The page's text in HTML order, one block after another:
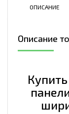
ватой,
ширина
0.5/0.5,
толщина
ОПИСАНИЕ
Описание